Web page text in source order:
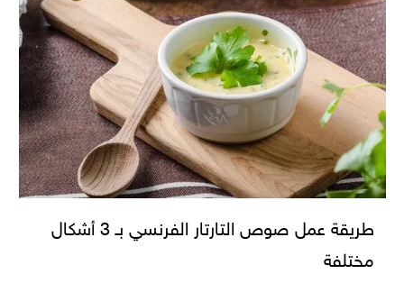
طريقة عمل صوص التارتار الفرنسي بـ 3 أشكال
مختلفة